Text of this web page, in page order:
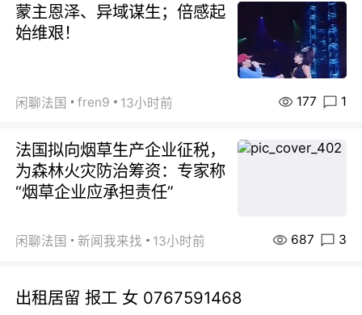
蒙主恩泽、异域谋生；倍感起
始维艰！
闲聊法国 fren9 13小时前 177 1
法国拟向烟草生产企业征税，
为森林火灾防治筹资：专家称
“烟草企业应承担责任”
闲聊法国 新闻我来找 13小时前 687 3
出租居留 报工 女 0767591468